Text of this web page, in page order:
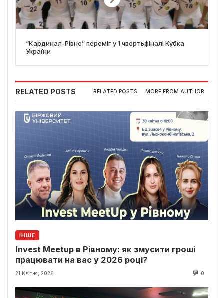
“Кардинал-Рівне” переміг у 1 чвертьфіналі Кубка
України
RELATED POSTS RELATED POSTS MORE FROM AUTHOR
ІНШЕ
Invest Meetup в Рівному: як змусити гроші
працювати на вас у 2026 році?
21 Квітня, 2026 0